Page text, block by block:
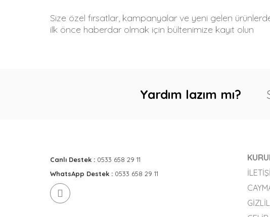
Size özel fırsatlar, kampanyalar ve yeni gelen
ilk önce haberdar olmak için bültenimize kayıt olun
Yardım lazım mı?
Canlı Destek : 0533 658 29 11
WhatsApp Destek : 0533 658 29 11